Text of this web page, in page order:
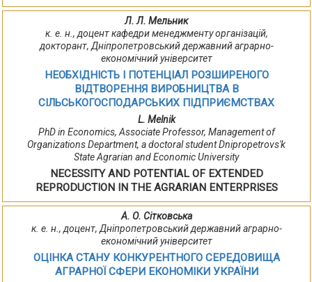
Л. Л. Мельник
к. е. н., доцент кафедри менеджменту організацій,
докторант, Дніпропетровський державний аграрно-
економічний університет
НЕОБХІДНІСТЬ І ПОТЕНЦІАЛ РОЗШИРЕНОГО
ВІДТВОРЕННЯ ВИРОБНИЦТВА В
СІЛЬСЬКОГОСПОДАРСЬКИХ ПІДПРИЄМСТВАХ
L. Melnik
PhD in Economics, Associate Professor, Management of
Organizations Department, a doctoral student Dnipropetrovs'k
State Agrarian and Economic University
NECESSITY AND POTENTIAL ОF EXTENDED
REPRODUCTION IN THE AGRARIAN ENTERPRISES
А. О. Сітковська
к. е. н., доцент, Дніпропетровський державний аграрно-
економічний університет
ОЦІНКА СТАНУ КОНКУРЕНТНОГО СЕРЕДОВИЩА
АГРАРНОЇ СФЕРИ ЕКОНОМІКИ УКРАЇНИ